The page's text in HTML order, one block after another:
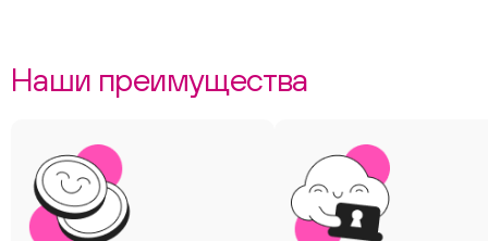
Наши преимущества